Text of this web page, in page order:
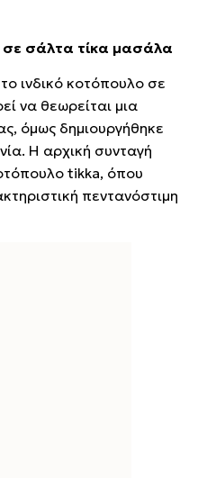
σε σάλτα τίκα μασάλα
ινδικό κοτόπουλο σε
να θεωρείται μια
όμως δημιουργήθηκε
Η αρχική συνταγή
tikka, όπου
πεντανόστιμη